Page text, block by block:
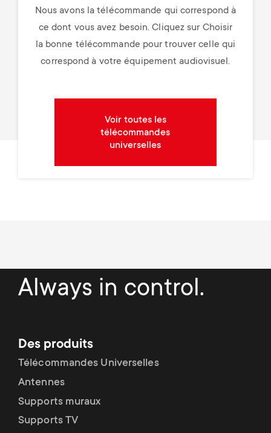
Nous avons la télécommande qui correspond à
ce dont vous avez besoin. Cliquez sur Choisir
la bonne télécommande pour trouver celle qui
correspond à votre équipement audiovisuel.
Voir toutes les
télécommandes
universelles
Always in control.
Des produits
Télécommandes Universelles
Antennes
Supports muraux
Supports TV